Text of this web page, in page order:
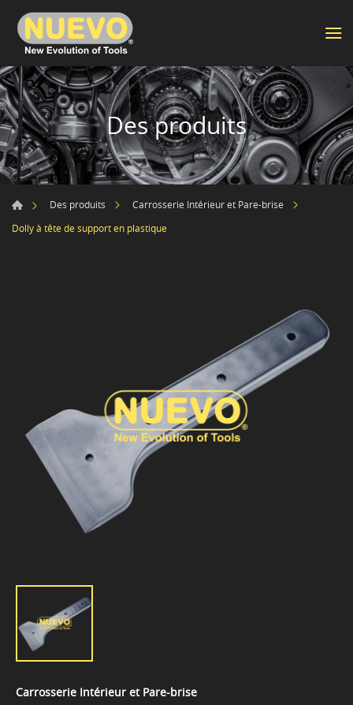
Des produits
Des produits
Carrosserie Intérieur et Pare-brise
Dolly à tête de support en plastique
Carrosserie Intérieur et Pare-brise